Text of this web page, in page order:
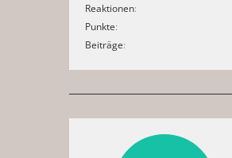
Reaktionen
Punkte
Beiträge